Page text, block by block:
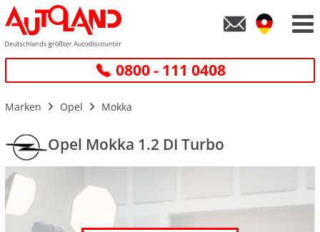
0800 - 111 0408
Marken Opel Mokka
Opel Mokka 1.2 DI Turbo